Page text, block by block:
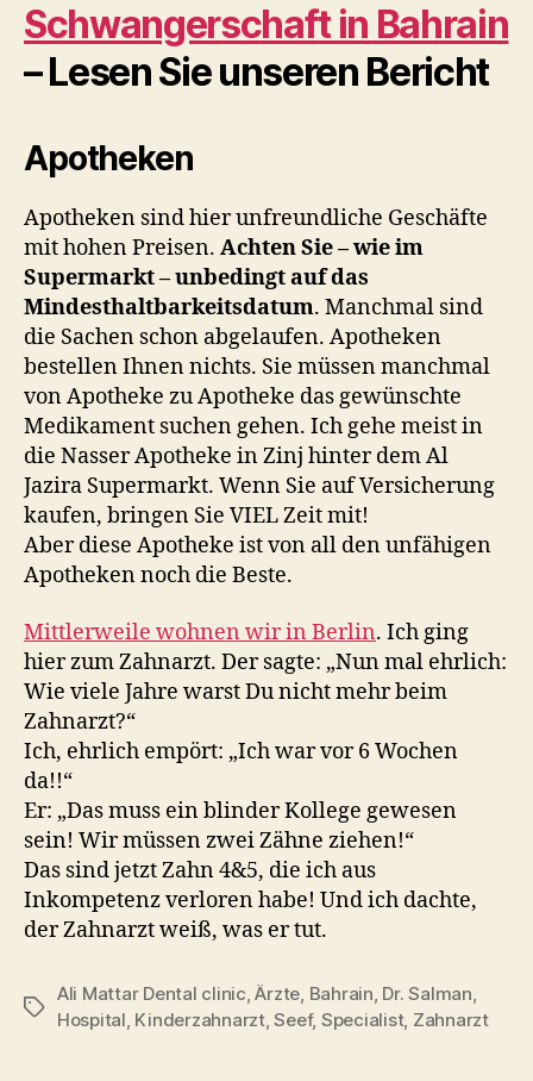
Schwangerschaft in Bahrain
– Lesen Sie unseren Bericht
Apotheken
Apotheken sind hier unfreundliche Geschäfte
mit hohen Preisen. Achten Sie – wie im
Supermarkt – unbedingt auf das
Mindesthaltbarkeitsdatum. Manchmal sind
die Sachen schon abgelaufen. Apotheken
bestellen Ihnen nichts. Sie müssen manchmal
von Apotheke zu Apotheke das gewünschte
Medikament suchen gehen. Ich gehe meist in
die Nasser Apotheke in Zinj hinter dem Al
Jazira Supermarkt. Wenn Sie auf Versicherung
kaufen, bringen Sie VIEL Zeit mit!
Aber diese Apotheke ist von all den unfähigen
Apotheken noch die Beste.
Mittlerweile wohnen wir in Berlin. Ich ging
hier zum Zahnarzt. Der sagte: „Nun mal ehrlich:
Wie viele Jahre warst Du nicht mehr beim
Zahnarzt?“
Ich, ehrlich empört: „Ich war vor 6 Wochen
da!!“
Er: „Das muss ein blinder Kollege gewesen
sein! Wir müssen zwei Zähne ziehen!“
Das sind jetzt Zahn 4&5, die ich aus
Inkompetenz verloren habe! Und ich dachte,
der Zahnarzt weiß, was er tut.
Schlagwörter
Ali Mattar Dental clinic,Ärzte, Bahrain, Dr. Salman,
Hospital, Kinderzahnarzt,Seef, Specialist, Zahnarzt